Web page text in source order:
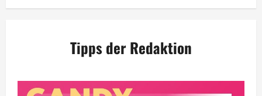
Tipps der Redaktion